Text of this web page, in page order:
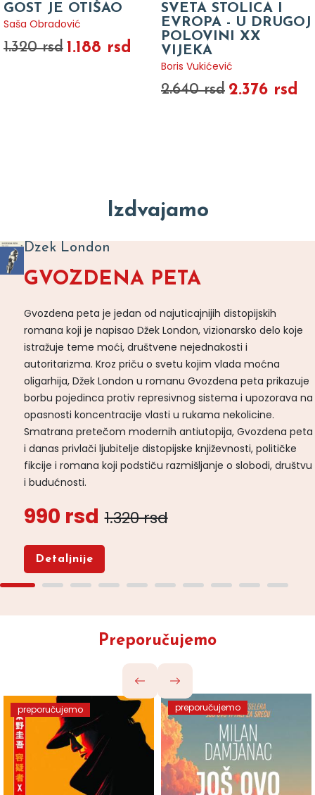
GOST JE OTIŠAO
Saša Obradović
1.320 rsd 1.188 rsd
SVETA STOLICA I
EVROPA - U DRUGOJ
POLOVINI XX
VIJEKA
Boris Vukićević
2.640 rsd 2.376 rsd
Izdvajamo
Dzek London
GVOZDENA PETA
Gvozdena peta je jedan od najuticajnijih distopijskih
romana koji je napisao Džek London, vizionarsko delo koje
istražuje teme moći, društvene nejednakosti i
autoritarizma. Kroz priču o svetu kojim vlada moćna
oligarhija, Džek London u romanu Gvozdena peta prikazuje
borbu pojedinca protiv represivnog sistema i upozorava na
opasnosti koncentracije vlasti u rukama nekolicine.
Smatrana pretečom modernih antiutopija, Gvozdena peta
i danas privlači ljubitelje distopijske književnosti, političke
fikcije i romana koji podstiču razmišljanje o slobodi, društvu
i budućnosti.
990 rsd 1.320 rsd
Detaljnije
Preporučujemo
preporučujemo preporučujemo